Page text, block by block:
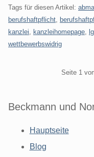
Tags für diesen Artikel:
berufshaftpflicht
kanzlei
kanzleihomepage
wettbewerbswidrig
Seite 1
Beckmann und
Hauptseite
Blog